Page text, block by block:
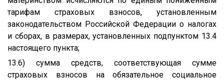
тарифам страховых взносов, установленным
законодательством Российской Федерации о налогах
и сборах, в размерах, установленных подпунктом 13.4
настоящего пункта;
13.6) сумма средств, соответствующая сумме
страховых взносов на обязательное социальное